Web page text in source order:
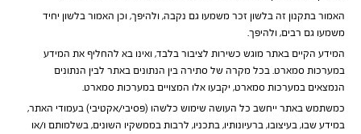
האמור בתקנון זה בלשון זכר משמעו גם נקבה, ולהיפך, וכן האמור בלשון יחיד
משמעו גם רבים, ולהיפך.
המידע הקיים באתר מוגש כשירות לציבור בלבד, ואינו בא להחליף את המידע
במערכות סמארט. בכל מקרה של סתירה בין הנתונים באתר לבין הנתונים
הנמצאים במערכות סמארט, יקבעו אלו המצויים במערכות סמארט.
כמשתמש באתר ייחשב כל העושה שימוש כלשהו (פסיבי/אקטיבי) בעמודי האתר,
במידע שבו, בעיצובו, ברעיונותיו, בתכניו, לרבות בממשקיו השונים, בשלמותם ו/או